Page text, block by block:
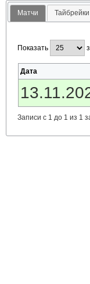
Матчи Тайбрейки
Показать
Дата
Записи с 1 до 1 из 1